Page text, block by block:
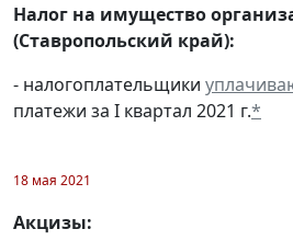
Налог на имущество
(Ставропольский край):
- налогоплательщики
платежи за I квартал 2021 г.*
18 мая 2021
Акцизы: